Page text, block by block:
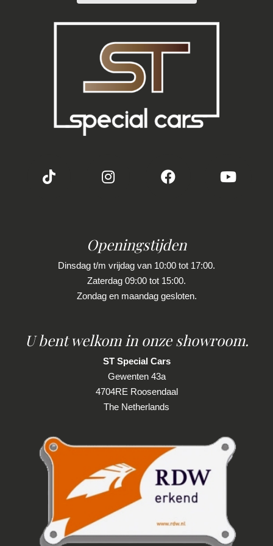
Stuurbekrachtiging
Voorstoelen verwarmd
Overige
Achteropkomend verkeer waarschuwing
Anti doorslip regeling
Bluetooth
Elektronisch stabiliteits programma
Elektronische remkrachtverdeling
Keyless start
Rijstrooksensor met correctie
Sfeerverlichting
zouden kunnen beïnvloeden. Neem contact op
met de verkoper voor aanvullende vragen.
Openingstijden
Dinsdag t/m vrijdag van 10:00 tot 17:00.
Zaterdag 09:00 tot 15:00.
Zondag en maandag gesloten.
U bent welkom in onze showroom.
ST Special Cars
Gewenten 43a
4704RE Roosendaal
The Netherlands